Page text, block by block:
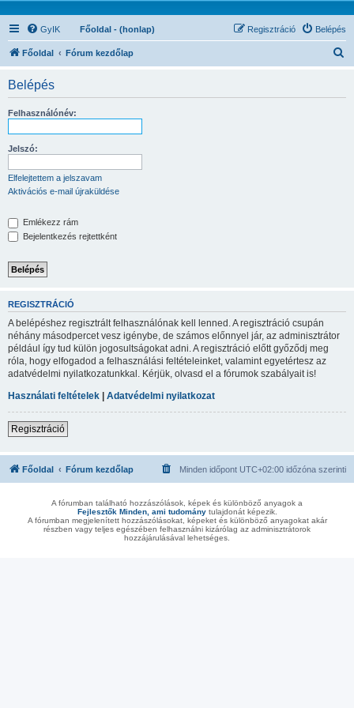
GyIK Főoldal - (honlap) Belépés
Regisztráció
Főoldal Fórum kezdőlap
Belépés
Felhasználónév:
Jelszó:
Elfelejtettem a jelszavam
Aktivációs e-mail újraküldése
Emlékezz rám
Bejelentkezés rejtettként
REGISZTRÁCIÓ
A belépéshez regisztrált felhasználónak kell lenned. A regisztráció csupán
néhány másodpercet vesz igénybe, de számos előnnyel jár, az adminisztrátor
például így tud külön jogosultságokat adni. A regisztráció előtt győződj meg
róla, hogy elfogadod a felhasználási feltételeinket, valamint egyetértesz az
adatvédelmi nyilatkozatunkkal. Kérjük, olvasd el a fórumok szabályait is!
Használati feltételek | Adatvédelmi nyilatkozat
Regisztráció
Főoldal Fórum kezdőlap Minden időpont UTC+02:00 időzóna szerinti
A fórumban található hozzászólások, képek és különböző anyagok a
Fejlesztők Minden, ami tudománytulajdonát képezik.
A fórumban megjelenített hozzászólásokat, képeket és különböző anyagokat akár
részben vagy teljes egészében felhasználni kizárólag az adminisztrátorok
hozzájárulásával lehetséges.